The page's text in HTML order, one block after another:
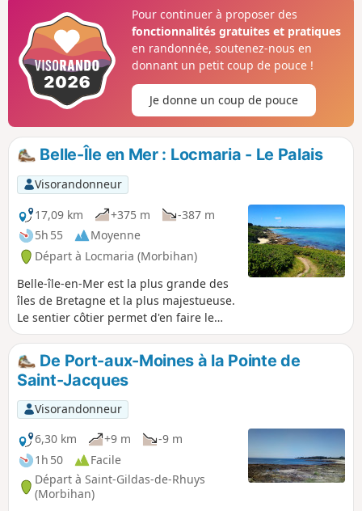
Pour continuer à proposer des
fonctionnalités gratuites et pratiques
en randonnée, soutenez-nous en
donnant un petit coup de pouce !
Je donne un coup de pouce
Belle-Île en Mer : Locmaria - Le Palais
Visorandonneur
17,09 km
+375 m
-387 m
5h 55
Moyenne
Départ à Locmaria (Morbihan)
Belle-île-en-Mer est la plus grande des
îles de Bretagne et la plus majestueuse.
Le sentier côtier permet d'en faire le
tour et d'apprécier la beauté et la
variété des paysages. Cette randonnée
se trouve sur la côte Nord à l'abri du
vent où se succèdent de belles plages,
des prairies fleuries et de charmants
petits ports de mouillage.
De Port-aux-Moines à la Pointe de
Saint-Jacques
Visorandonneur
6,30 km
+9 m
-9 m
1h 50
Facile
Départ à Saint-Gildas-de-Rhuys
(Morbihan)